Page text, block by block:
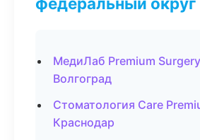
МедиЛаб Premium
Волгоград
Стоматология Care
Краснодар